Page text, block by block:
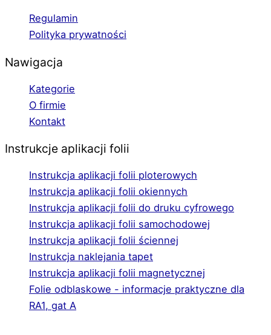
Regulamin
Polityka prywatności
Nawigacja
Kategorie
O firmie
Kontakt
Instrukcje aplikacji folii
Instrukcja aplikacji folii ploterowych
Instrukcja aplikacji folii okiennych
Instrukcja aplikacji folii do druku cyfrowego
Instrukcja aplikacji folii samochodowej
Instrukcja aplikacji folii ściennej
Instrukcja naklejania tapet
Instrukcja aplikacji folii magnetycznej
Folie odblaskowe - informacje praktyczne dla
RA1, gat A